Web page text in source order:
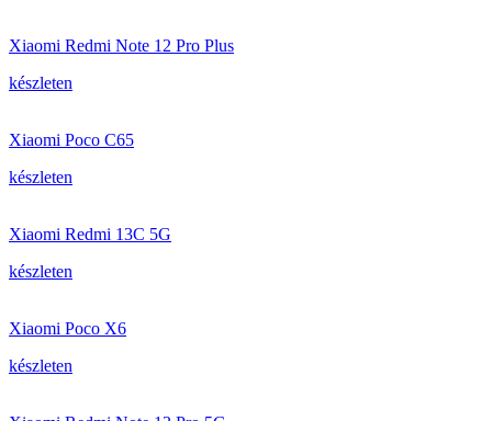
Xiaomi Redmi Note 12 Pro Plus
készleten
Xiaomi Poco C65
készleten
Xiaomi Redmi 13C 5G
készleten
Xiaomi Poco X6
készleten